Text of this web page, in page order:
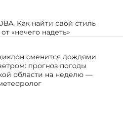
Как найти свой стиль
«нечего надеть»
сменится дождями
прогноз погоды
области на неделю —